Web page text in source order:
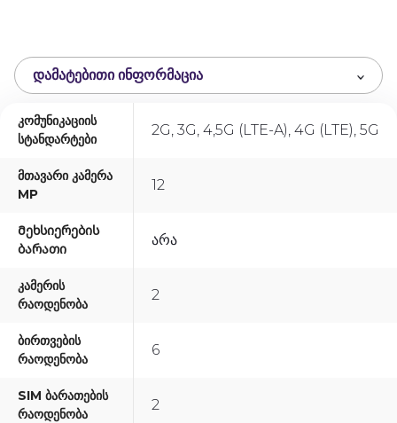
o
5
ᲓᲐᲛᲐᲢᲔᲑᲘᲗᲘ ᲘᲜᲤᲝᲠᲛᲐᲪᲘᲐ
Კომუნიკაციის
Სტანდარტები
2G, 3G, 4,5G (LTE-A), 4G (LTE), 5G
Მთავარი Კამერა
MP
12
Მეხსიერების
Ბარათი
Არა
Კამერის
Რაოდენობა
2
Ბირთვების
Რაოდენობა
6
SIM Ბარათების
Რაოდენობა
2